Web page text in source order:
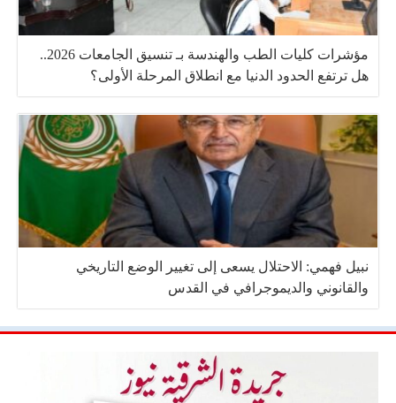
مؤشرات كليات الطب والهندسة بـ تنسيق الجامعات 2026..
هل ترتفع الحدود الدنيا مع انطلاق المرحلة الأولى؟
نبيل فهمي: الاحتلال يسعى إلى تغيير الوضع التاريخي
والقانوني والديموجرافي في القدس